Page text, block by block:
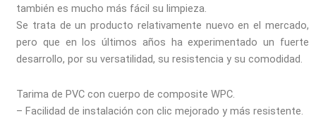
también es mucho más fácil su limpieza.
Se trata de un producto relativamente nuevo en el mercado,
pero que en los últimos años ha experimentado un fuerte
desarrollo, por su versatilidad, su resistencia y su comodidad.
Tarima de PVC con cuerpo de composite WPC.
– Facilidad de instalación con clic mejorado y más resistente.